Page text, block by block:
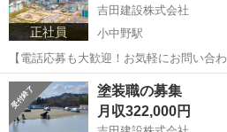
正社員
吉田建設株式会社
小中野駅
【電話応募も大歓迎！お気軽にお問い合
0178-32-7800 ＼モットーは「細心の施工で感動を塗る」／ 初めまして
『吉田建設株式会社』です。 この度は、弊社にて請け負う施工業務の
日本...
青森 八戸市 小中野駅
塗装職の募集
月収322,000円